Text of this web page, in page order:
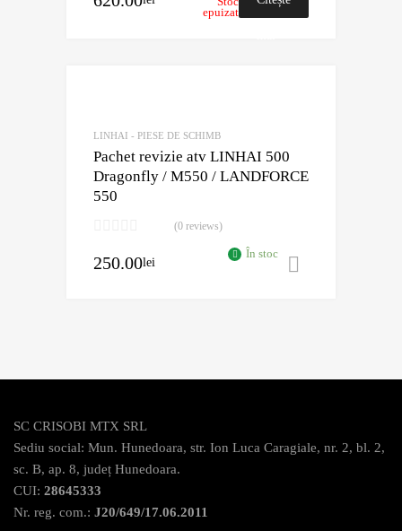
epuizat
LINHAI - PIESE DE SCHIMB
Pachet revizie atv LINHAI 500
Dragonfly / M550 / LANDFORCE
550
(0 reviews)
250.00lei
În stoc
SC CRISOBI MTX SRL
Sediu social: Mun. Hunedoara, str. Ion Luca Caragiale, nr. 2, bl. 2,
sc. B, ap. 8, județ Hunedoara.
CUI: 28645333
Nr. reg. com.: J20/649/17.06.2011